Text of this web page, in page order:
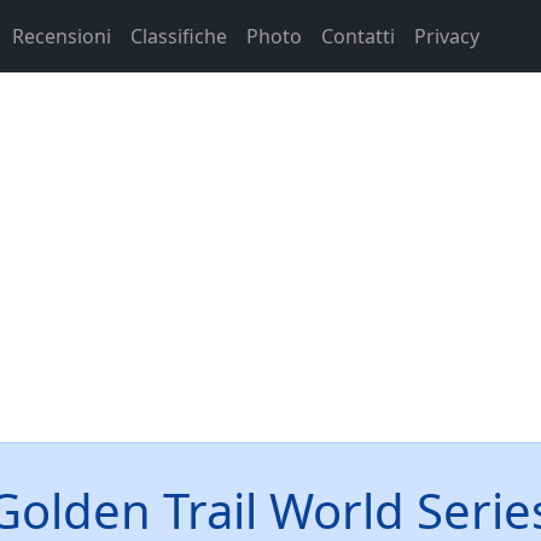
Recensioni Classifiche Photo Contatti Privacy
Trail World